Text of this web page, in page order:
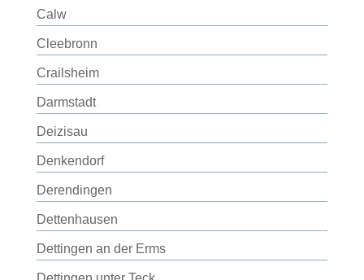
Calw
Cleebronn
Crailsheim
Darmstadt
Deizisau
Denkendorf
Derendingen
Dettenhausen
Dettingen an der Erms